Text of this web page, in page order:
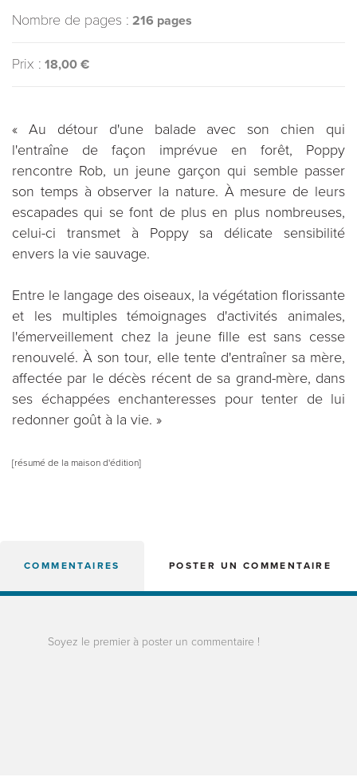
Nombre de pages : 216 pages
Prix : 18,00 €
« Au détour d'une balade avec son chien qui
l'entraîne de façon imprévue en forêt, Poppy
rencontre Rob, un jeune garçon qui semble passer
son temps à observer la nature. À mesure de leurs
escapades qui se font de plus en plus nombreuses,
celui-ci transmet à Poppy sa délicate sensibilité
envers la vie sauvage.
Entre le langage des oiseaux, la végétation florissante
et les multiples témoignages d'activités animales,
l'émerveillement chez la jeune fille est sans cesse
renouvelé. À son tour, elle tente d'entraîner sa mère,
affectée par le décès récent de sa grand-mère, dans
ses échappées enchanteresses pour tenter de lui
redonner goût à la vie. »
[résumé de la maison d'édition]
COMMENTAIRES POSTER UN COMMENTAIRE
Soyez le premier à poster un commentaire !